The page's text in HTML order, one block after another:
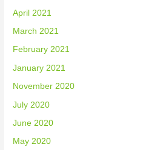
April 2021
March 2021
February 2021
January 2021
November 2020
July 2020
June 2020
May 2020